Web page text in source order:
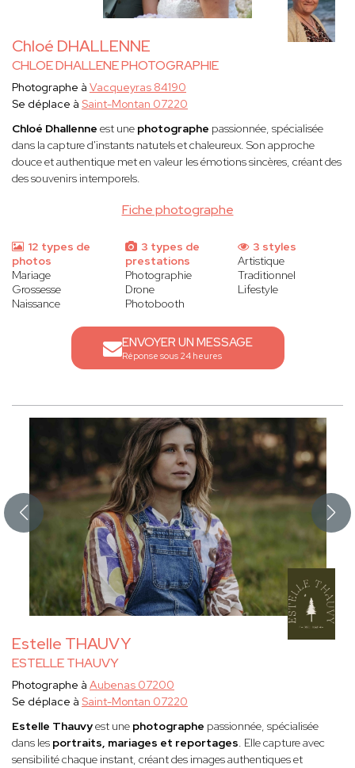
Chloé DHALLENNE
CHLOE DHALLENE PHOTOGRAPHIE
Fiche photographe
Photographe à Vacqueyras 84190
Se déplace à Saint-Montan 07220
Chloé Dhallenne est une photographe passionnée, spécialisée
dans la capture d'instants natutels et chaleureux. Son approche
douce et authentique met en valeur les émotions sincères, créant des
des souvenirs intemporels.
12 types de
photos
Mariage
Grossesse
Naissance
3 types de
prestations
Photographie
Drone
Photobooth
3 styles
Artistique
Traditionnel
Lifestyle
ENVOYER UN MESSAGE
Réponse sous 24 heures
Estelle THAUVY
ESTELLE THAUVY
Photographe à Aubenas 07200
Se déplace à Saint-Montan 07220
Estelle Thauvyest une photographe passionnée, spécialisée
dans les portraits, mariages et reportages. Elle capture avec
sensibilité chaque instant, créant des images authentiques et